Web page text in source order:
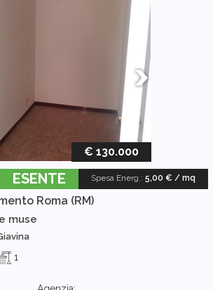
€ 130.000
Spesa Energ.: 5,00 € / mq
ESENTE
Roma (RM)
muse
1